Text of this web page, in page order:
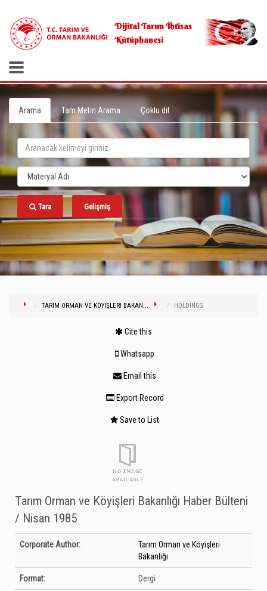
Dijital Tarım İhtisas
Kütüphanesi
Arama Tam Metin Arama Çoklu dil
Tara Gelişmiş
TARIM ORMAN VE KÖYIŞLERI BAKAN... HOLDINGS
Cite this
Whatsapp
Email this
Export Record
Save to List
Tarım Orman ve Köyişleri Bakanlığı Haber Bülteni
/ Nisan 1985
Bibliographic Details
Corporate Author:
Tarım Orman ve Köyişleri
Bakanlığı
Format: Dergi